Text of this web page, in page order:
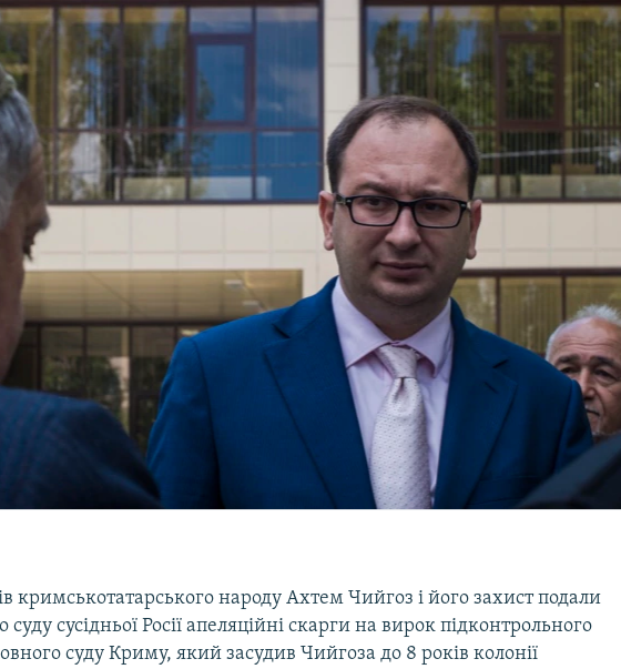
кримськотатарського народу Ахтем Чийгоз і його захист подали
суду сусідньої Росії апеляційні скарги на вирок підконтрольного
суду Криму, який засудив Чийгоза до 8 років колонії